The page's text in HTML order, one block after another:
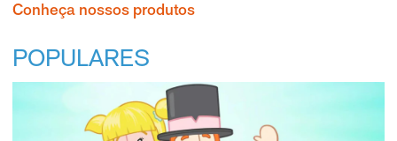
Conheça nossos produtos
POPULARES